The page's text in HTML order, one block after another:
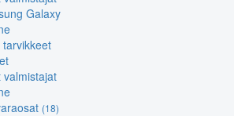
Galaxy
valmistajat
(18)